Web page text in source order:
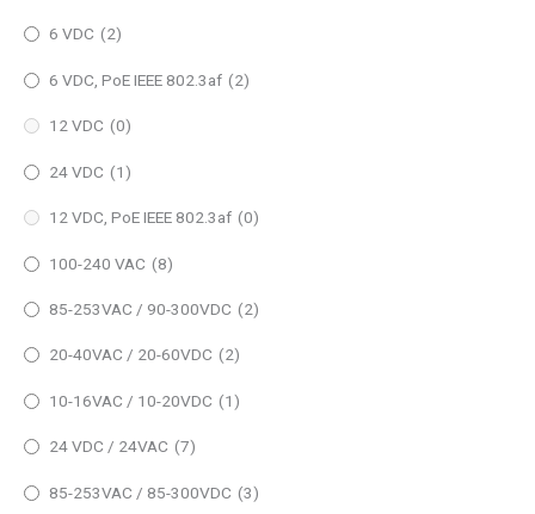
6 VDC (2)
6 VDC, PoE IEEE 802.3af (2)
12 VDC (0)
24 VDC (1)
12 VDC, PoE IEEE 802.3af (0)
100-240 VAC (8)
85-253VAC / 90-300VDC (2)
20-40VAC / 20-60VDC (2)
10-16VAC / 10-20VDC (1)
24 VDC / 24VAC (7)
85-253VAC / 85-300VDC (3)